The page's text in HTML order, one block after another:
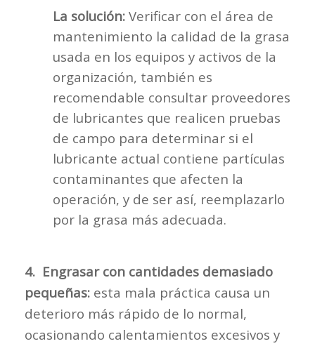
La solución: Verificar con el área de
mantenimiento la calidad de la grasa
usada en los equipos y activos de la
organización, también es
recomendable consultar proveedores
de lubricantes que realicen pruebas
de campo para determinar si el
lubricante actual contiene partículas
contaminantes que afecten la
operación, y de ser así, reemplazarlo
por la grasa más adecuada.
4. Engrasar con cantidades demasiado
pequeñas: esta mala práctica causa un
deterioro más rápido de lo normal,
ocasionando calentamientos excesivos y